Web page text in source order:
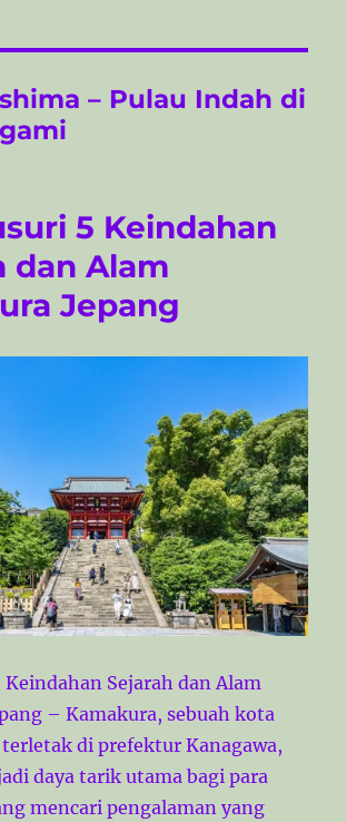
– Pulau Indah di
5 Keindahan
dan Alam
Jepang
Sejarah dan Alam
– Kamakura, sebuah kota
di prefektur Kanagawa,
daya tarik utama bagi para
mencari pengalaman yang